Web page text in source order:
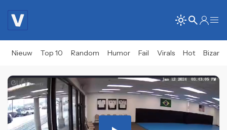
Nieuw Top 10 Random Humor Fail Virals Hot Bizar